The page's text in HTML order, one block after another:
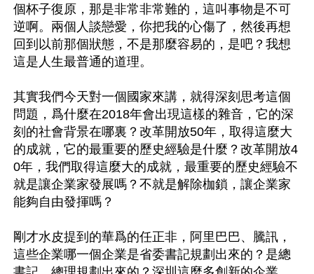
個杯子復原，那是非常非常難的，這叫事物是不可
逆啊。兩個人談戀愛，你把我的心傷了，然後再想
回到以前那個狀態，不是那麼容易的，是吧？我想
這是人生最普通的道理。
其實我們今天對一個國家來講，就得深刻思考這個
問題，爲什麼在2018年會出現這樣的雜音，它的深
刻的社會背景在哪裏？改革開放50年，取得這麼大
的成就，它的最重要的歷史經驗是什麼？改革開放4
0年，我們取得這麼大的成就，最重要的歷史經驗不
就是讓企業家發展嗎？不就是解除枷鎖，讓企業家
能夠自由發揮嗎？
剛才水皮提到的華爲的任正非，阿里巴巴、騰訊，
這些企業哪一個企業是省委書記規劃出來的？是總